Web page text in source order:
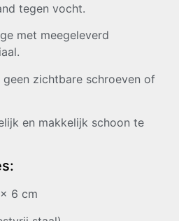
tegen vocht.
met meegeleverd
zichtbare schroeven of
en makkelijk schoon te
6 cm